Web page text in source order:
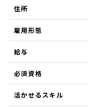
住所
雇用形態
給与
必須資格
活かせるスキル